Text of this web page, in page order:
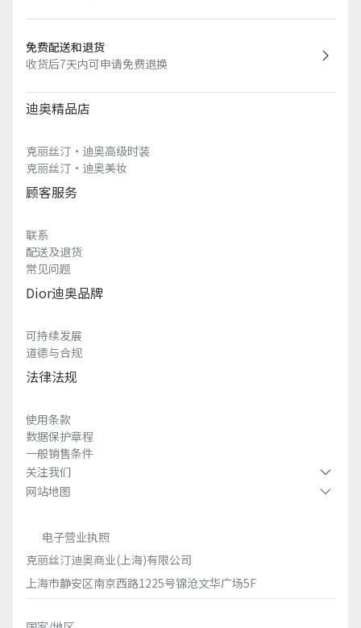
免费配送和退货
收货后7天内可申请免费退换
迪奥精品店
克丽丝汀·迪奥高级时装
克丽丝汀·迪奥美妆
顾客服务
联系
配送及退货
常见问题
Dior迪奥品牌
可持续发展
道德与合规
法律法规
使用条款
数据保护章程
一般销售条件
关注我们
网站地图
电子营业执照
克丽丝汀迪奥商业(上海)有限公司
上海市静安区南京西路1225号锦沧文华广场5F